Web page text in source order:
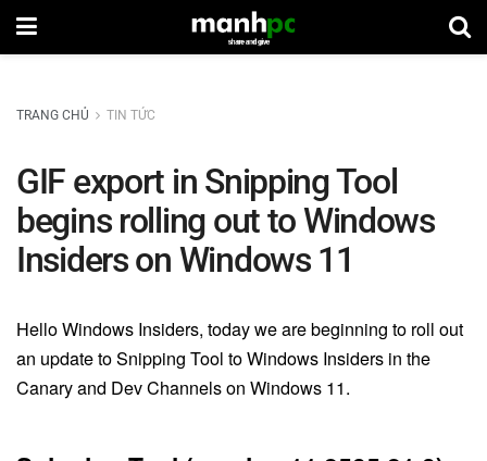
TRANG CHỦ TIN TỨC
GIF export in Snipping Tool
begins rolling out to Windows
Insiders on Windows 11
Hello Windows Insiders, today we are beginning to roll out
an update to Snipping Tool to Windows Insiders in the
Canary and Dev Channels on Windows 11.